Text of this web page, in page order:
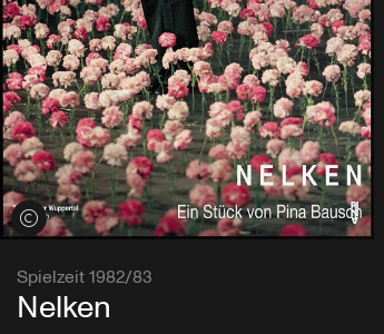
Credits öffnen
Spielzeit 1982/83
Nelken